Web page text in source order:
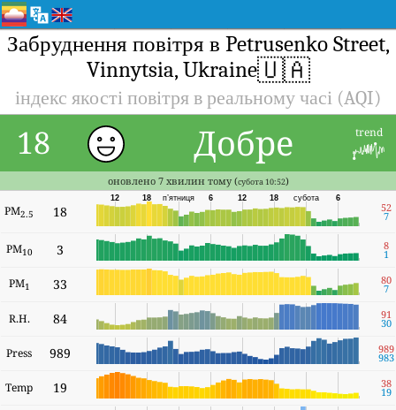
Забруднення повітря в Petrusenko Street,
Vinnytsia, Ukraine🇺🇦
індекс якості повітря в реальному часі (AQI)
18 Добре trend
оновлено 7 хвилин тому (субота 10:52)
PM2.5 18
6
субота
18
12
6
п’ятниця
18
12
52
7
PM10 3 8
1
PM1 33 80
7
R.H. 84 91
30
Press 989 989
983
Temp 19 38
19